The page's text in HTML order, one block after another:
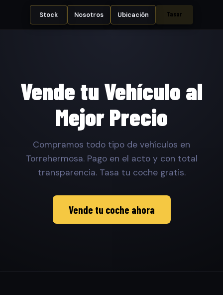
Stock Nosotros Ubicación Tasar
Vende tu Vehículo al
Mejor Precio
Compramos todo tipo de vehículos en
Torrehermosa. Pago en el acto y con total
transparencia. Tasa tu coche gratis.
Vende tu coche ahora